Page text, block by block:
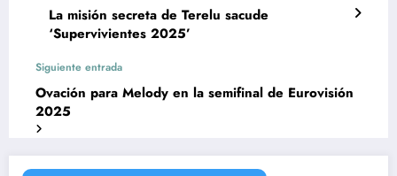
La misión secreta de Terelu sacude
‘Supervivientes 2025’
Siguiente entrada
Ovación para Melody en la semifinal de Eurovisión
2025